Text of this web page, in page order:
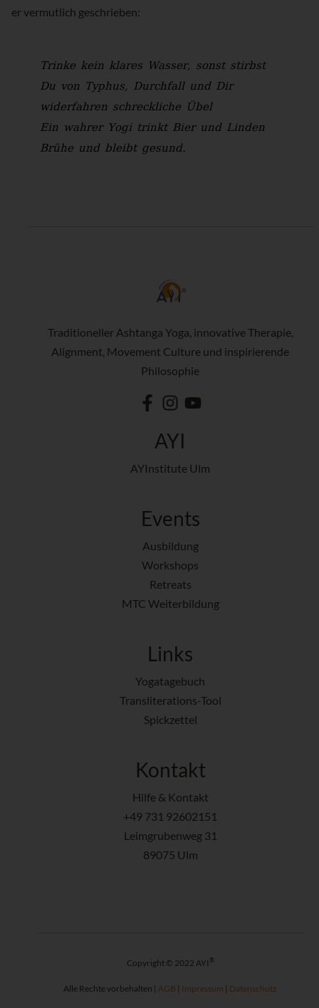
er vermutlich geschrieben:
Trinke kein klares Wasser, sonst stirbst
Du von Typhus, Durchfall und Dir
widerfahren schreckliche Übel
Ein wahrer Yogi trinkt Bier und Linden
Brühe und bleibt gesund.
Traditioneller Ashtanga Yoga, innovative Therapie,
Alignment, Movement Culture und inspirierende
Philosophie
AYI
AYInstitute Ulm
Events
Ausbildung
Workshops
Retreats
MTC Weiterbildung
Links
Yogatagebuch
Transliterations-Tool
Spickzettel
Kontakt
Hilfe & Kontakt
+49 731 92602151
Leimgrubenweg 31
89075 Ulm
Copyright © 2022 AYI ®
Alle Rechte vorbehalten | AGB | Impressum | Datenschutz